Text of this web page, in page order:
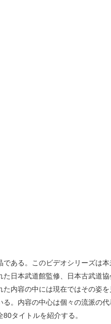
ある。このビデオシリーズは
日本武道館監修、日本古武道
内容の中には現在ではその姿
。内容の中心は個々の流派の
タイトルを紹介する。